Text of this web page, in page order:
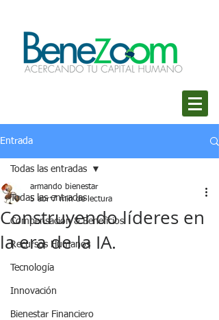
Entrada
Todas las entradas
Compensación & Beneficios
Recursos Humanos
Tecnología
Innovación
Bienestar Financiero
Todas las entradas
Construyendo líderes en
la era de la IA.
armando bienestar
5 abr 7 min de lectura